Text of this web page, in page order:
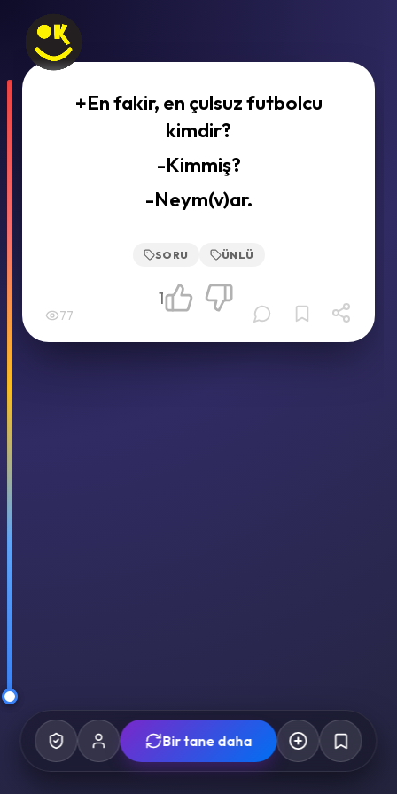
+En fakir, en çulsuz futbolcu
kimdir?
-Kimmiş?
-Neym(v)ar.
SORU ÜNLÜ
77
1
Bir tane daha